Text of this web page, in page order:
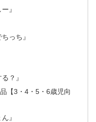
』
っち』
？』
【3・4・5・6歳児向
』